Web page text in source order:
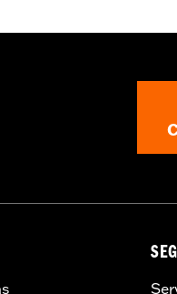
unid.), N/P 6116 (2